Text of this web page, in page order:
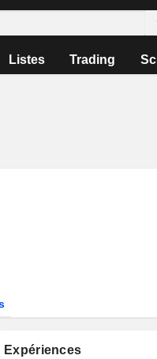
Listes Trading
Expériences